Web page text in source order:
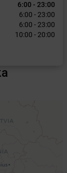
6:00 - 23:00
6:00 - 23:00
6:00 - 23:00
10:00 - 20:00